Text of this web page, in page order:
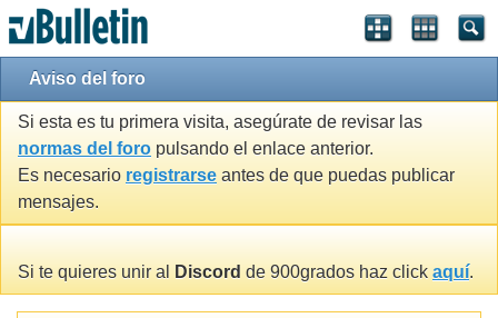
Aviso del foro
Si esta es tu primera visita, asegúrate de revisar las
normas del foro pulsando el enlace anterior.
Es necesario registrarse antes de que puedas publicar
mensajes.
Si te quieres unir al Discord de 900grados haz click aquí.